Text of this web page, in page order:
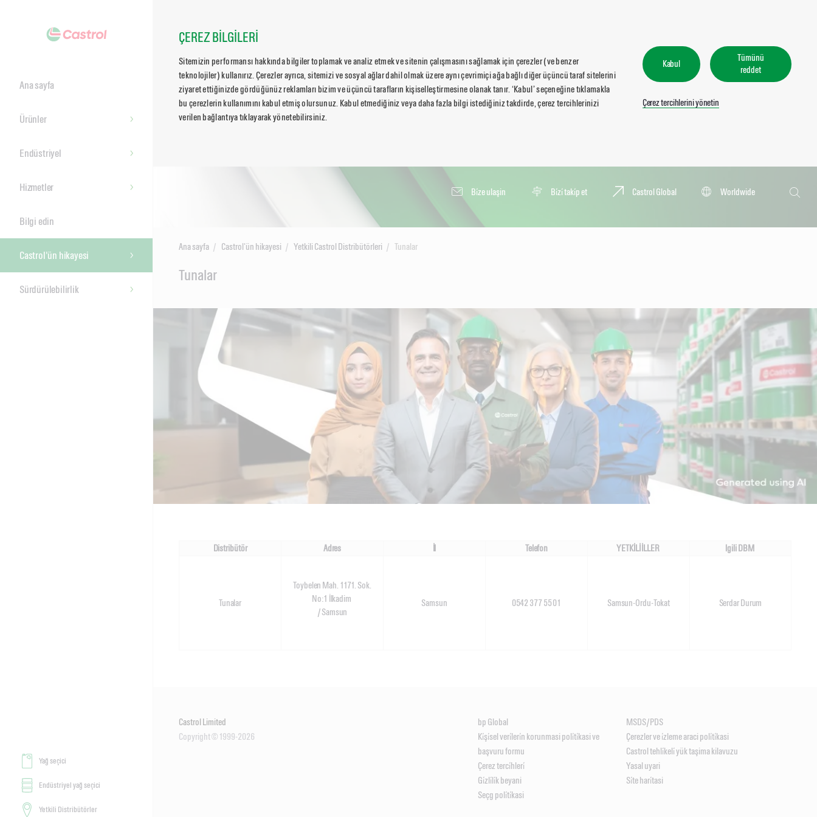
ÇEREZ BİLGİLERİ
Sitemizin performansı hakkında bilgiler toplamak ve analiz etmek ve sitenin çalışmasını sağlamak için çerezler (ve benzer
teknolojiler) kullanırız. Çerezler ayrıca, sitemizi ve sosyal ağlar dahil olmak üzere aynı çevrimiçi ağa bağlı diğer üçüncü taraf sitelerini
ziyaret ettiğinizde gördüğünüz reklamları bizim ve üçüncü tarafların kişiselleştirmesine olanak tanır. ‘Kabul’ seçeneğine tıklamakla
bu çerezlerin kullanımını kabul etmiş olursunuz. Kabul etmediğiniz veya daha fazla bilgi istediğiniz takdirde, çerez tercihlerinizi
verilen bağlantıya tıklayarak yönetebilirsiniz.
Kabul
Tümünü
reddet
Çerez tercihlerini yönetin
Bi̇ze ulaşin Bi̇zi̇ taki̇p et Castrol Global
Worldwide
Ara
Ana sayfa
Ürünler
Endüstriyel
Hizmetler
Bilgi edin
Castrol'ün hikayesi
Sürdürülebilirlik
Yağ seçici
Endüstriyel yağ seçici
Yetkili Distribütörler
Ana sayfa Castrol'ün hikayesi Yetkili Castrol Distribütörleri Tunalar
Tunalar
Distribütör Adres İl Telefon YETKİLİ İLLER lgili DBM
Tunalar
Toybelen Mah. 1171. Sok.
No:1 İlkadim
/ Samsun
Samsun 0542 377 55 01 Samsun-Ordu-Tokat Serdar Durum
Castrol Limited
Copyright © 1999-2026
bp Global
MSDS/PDS
Ki̇şi̇sel veri̇leri̇n korunmasi poli̇ti̇kasi ve
başvuru formu
Çerezler ve i̇zleme araci poli̇ti̇kasi
Castrol tehli̇keli̇ yük taşima kilavuzu
Çerez terci̇hleri̇
Yasal uyari
Gi̇zli̇li̇k beyani
Si̇te hari̇tasi
Seçg poli̇ti̇kasi